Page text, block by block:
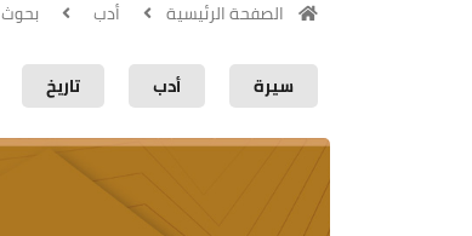
الصفحة الرئيسية أدب بحوث
سيرة أدب تاريخ